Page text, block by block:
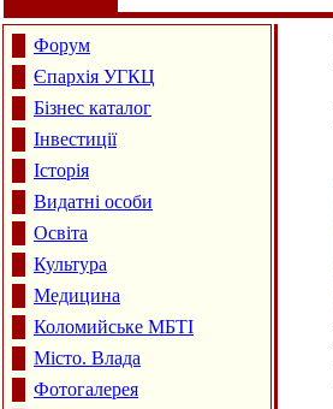
Форум
Єпархія УГКЦ
Бізнес каталог
Інвестиції
Історія
Видатні особи
Освіта
Культура
Медицина
Коломийське МБТІ
Місто. Влада
Фотогалерея